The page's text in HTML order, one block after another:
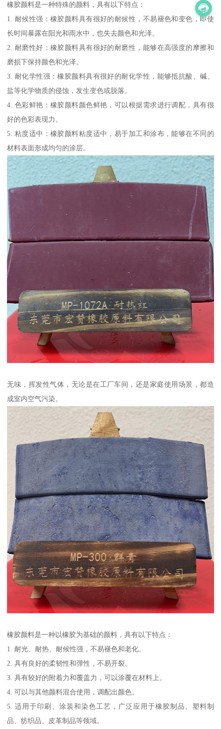
橡胶颜料是一种特殊的颜料，具有以下特点：
1. 耐候性强：橡胶颜料具有很好的耐候性，不易褪色和变色，即使
长时间暴露在阳光和雨水中，也失去颜色和光泽。
2. 耐磨性好：橡胶颜料具有很好的耐磨性，能够在高强度的摩擦和
磨损下保持颜色和光泽。
3. 耐化学性强：橡胶颜料具有很好的耐化学性，能够抵抗酸、碱、
盐等化学物质的侵蚀，发生变色或脱落。
4. 色彩鲜艳：橡胶颜料颜色鲜艳，可以根据需求进行调配，具有很
好的色彩表现力。
5. 粘度适中：橡胶颜料粘度适中，易于加工和涂布，能够在不同的
材料表面形成均匀的涂层。
无味，挥发性气体，无论是在工厂车间，还是家庭使用场景，都造
成室内空气污染。
橡胶颜料是一种以橡胶为基础的颜料，具有以下特点：
1. 耐光、耐热、耐候性强，不易褪色和老化。
2. 具有良好的柔韧性和弹性，不易开裂。
3. 具有较好的附着力和覆盖力，可以涂覆在材料上。
4. 可以与其他颜料混合使用，调配出颜色。
5. 适用于印刷、涂装和染色工艺，广泛应用于橡胶制品、塑料制
品、纺织品、皮革制品等领域。